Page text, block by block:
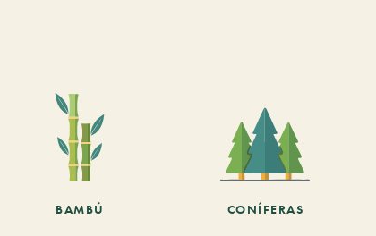
BAMBÚ CONÍFERAS